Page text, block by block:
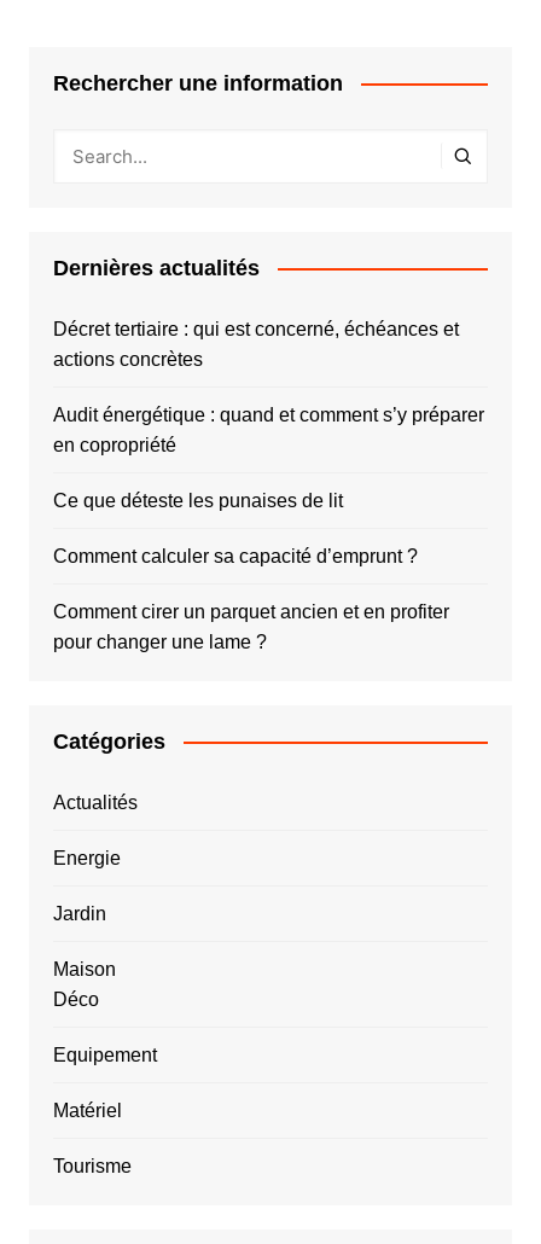
Rechercher une information
Dernières actualités
Décret tertiaire : qui est concerné, échéances et
actions concrètes
Audit énergétique : quand et comment s’y préparer
en copropriété
Ce que déteste les punaises de lit
Comment calculer sa capacité d’emprunt ?
Comment cirer un parquet ancien et en profiter
pour changer une lame ?
Catégories
Actualités
Energie
Jardin
Maison
Déco
Equipement
Matériel
Tourisme